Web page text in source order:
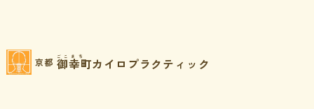
京都 ごこまち
御幸町カイロプラクティック